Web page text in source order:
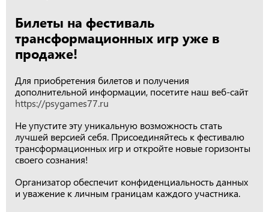
Билеты на фестиваль
трансформационных игр уже в
продаже!
Для приобретения билетов и получения
дополнительной информации, посетите наш веб-сайт
https://psygames77.ru
Не упустите эту уникальную возможность стать
лучшей версией себя. Присоединяйтесь к фестивалю
трансформационных игр и откройте новые горизонты
своего сознания!
Организатор обеспечит конфиденциальность данных
и уважение к личным границам каждого участника.